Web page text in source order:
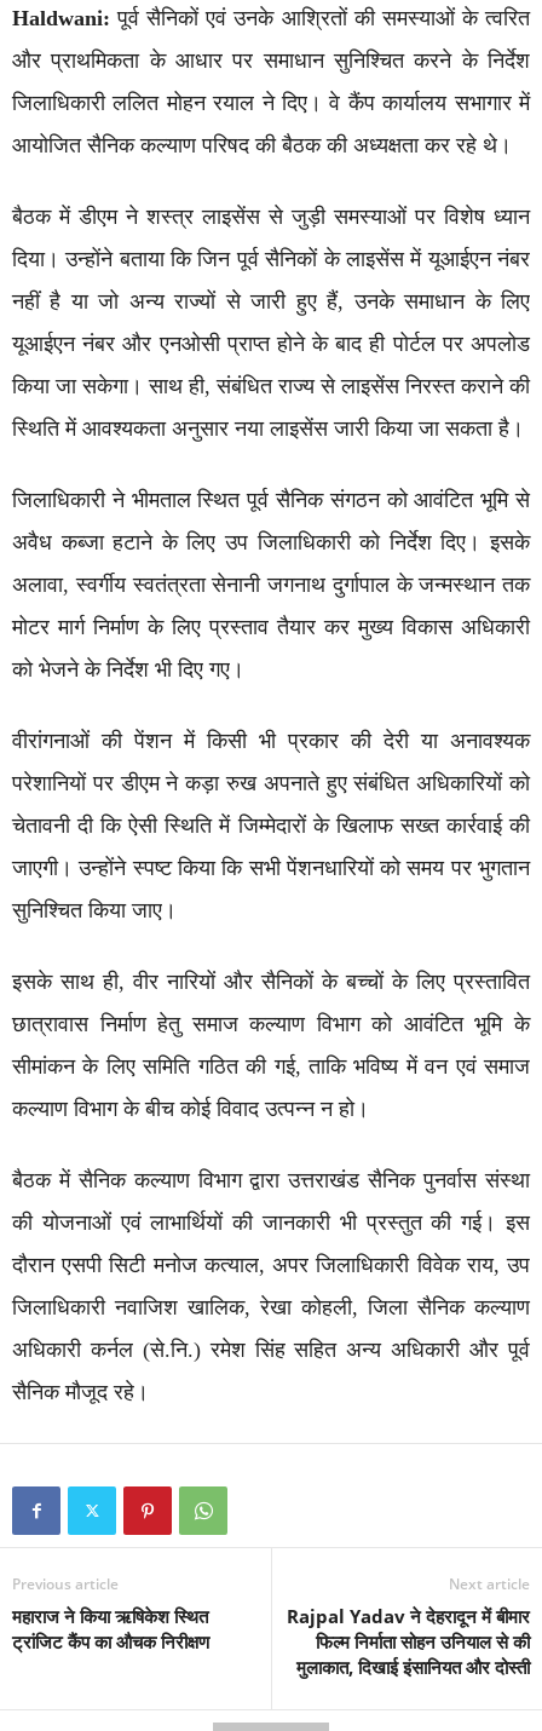
Haldwani: पूर्व सैनिकों एवं उनके आश्रितों की समस्याओं के त्वरित
और प्राथमिकता के आधार पर समाधान सुनिश्चित करने के निर्देश
जिलाधिकारी ललित मोहन रयाल ने दिए। वे कैंप कार्यालय सभागार में
आयोजित सैनिक कल्याण परिषद की बैठक की अध्यक्षता कर रहे थे।
बैठक में डीएम ने शस्त्र लाइसेंस से जुड़ी समस्याओं पर विशेष ध्यान
दिया। उन्होंने बताया कि जिन पूर्व सैनिकों के लाइसेंस में यूआईएन नंबर
नहीं है या जो अन्य राज्यों से जारी हुए हैं, उनके समाधान के लिए
यूआईएन नंबर और एनओसी प्राप्त होने के बाद ही पोर्टल पर अपलोड
किया जा सकेगा। साथ ही, संबंधित राज्य से लाइसेंस निरस्त कराने की
स्थिति में आवश्यकता अनुसार नया लाइसेंस जारी किया जा सकता है।
जिलाधिकारी ने भीमताल स्थित पूर्व सैनिक संगठन को आवंटित भूमि से
अवैध कब्जा हटाने के लिए उप जिलाधिकारी को निर्देश दिए। इसके
अलावा, स्वर्गीय स्वतंत्रता सेनानी जगनाथ दुर्गापाल के जन्मस्थान तक
मोटर मार्ग निर्माण के लिए प्रस्ताव तैयार कर मुख्य विकास अधिकारी
को भेजने के निर्देश भी दिए गए।
वीरांगनाओं की पेंशन में किसी भी प्रकार की देरी या अनावश्यक
परेशानियों पर डीएम ने कड़ा रुख अपनाते हुए संबंधित अधिकारियों को
चेतावनी दी कि ऐसी स्थिति में जिम्मेदारों के खिलाफ सख्त कार्रवाई की
जाएगी। उन्होंने स्पष्ट किया कि सभी पेंशनधारियों को समय पर भुगतान
सुनिश्चित किया जाए।
इसके साथ ही, वीर नारियों और सैनिकों के बच्चों के लिए प्रस्तावित
छात्रावास निर्माण हेतु समाज कल्याण विभाग को आवंटित भूमि के
सीमांकन के लिए समिति गठित की गई, ताकि भविष्य में वन एवं समाज
कल्याण विभाग के बीच कोई विवाद उत्पन्न न हो।
बैठक में सैनिक कल्याण विभाग द्वारा उत्तराखंड सैनिक पुनर्वास संस्था
की योजनाओं एवं लाभार्थियों की जानकारी भी प्रस्तुत की गई। इस
दौरान एसपी सिटी मनोज कत्याल, अपर जिलाधिकारी विवेक राय, उप
जिलाधिकारी नवाजिश खालिक, रेखा कोहली, जिला सैनिक कल्याण
अधिकारी कर्नल (से.नि.) रमेश सिंह सहित अन्य अधिकारी और पूर्व
सैनिक मौजूद रहे।
Previous article
महाराज ने किया ऋषिकेश स्थित
ट्रांजिट कैंप का औचक निरीक्षण
Next article
Rajpal Yadav ने देहरादून में बीमार
फिल्म निर्माता सोहन उनियाल से की
मुलाकात, दिखाई इंसानियत और दोस्ती